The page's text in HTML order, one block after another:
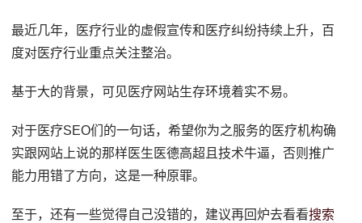
最近几年，医疗行业的虚假宣传和医疗纠纷持续上升，百
度对医疗行业重点关注整治。
基于大的背景，可见医疗网站生存环境着实不易。
对于医疗SEO们的一句话，希望你为之服务的医疗机构确
实跟网站上说的那样医生医德高超且技术牛逼，否则推广
能力用错了方向，这是一种原罪。
至于，还有一些觉得自己没错的，建议再回炉去看看搜索